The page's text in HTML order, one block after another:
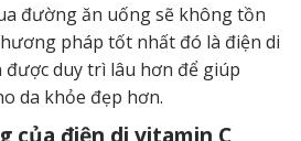
đường ăn uống sẽ không tồn
pháp tốt nhất đó là điện di
được duy trì lâu hơn để giúp
da khỏe đẹp hơn.
của điện di vitamin C